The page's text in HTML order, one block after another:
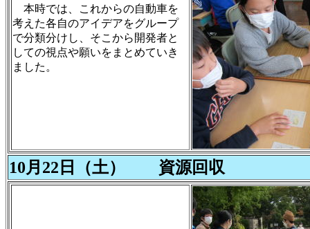
本時では、これからの自動車を
考えた各自のアイデアをグループ
で分類分けし、そこから開発者と
しての視点や願いをまとめていき
ました。
10月22日（土） 資源回収